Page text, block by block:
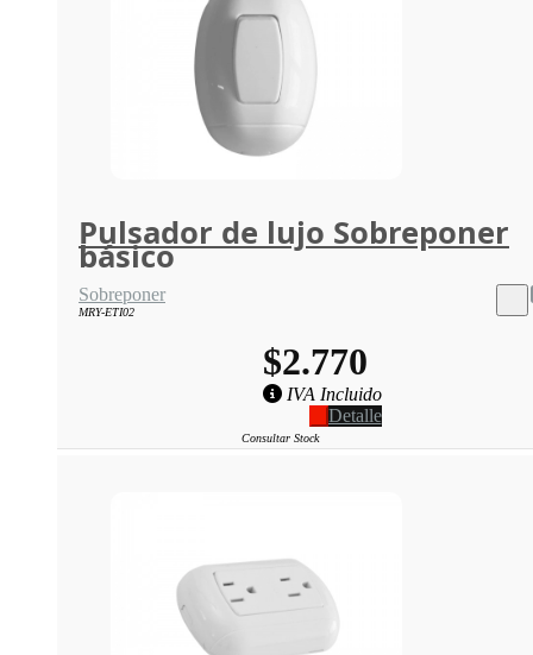
Pulsador de lujo Sobreponer
básico
Sobreponer
MRY-ETI02
$2.770
IVA Incluido
Detalle
Consultar Stock